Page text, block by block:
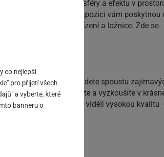
co nejlepší
pro přijetí všech
a vyberte, které
banneru o
dojem z celkové atmosféry a efektu v
ukázky vaření v expozici vám poskytnou
až po sanitární zařízení a ložnice. Zde se
V koutku novinek najdete spoustu
které si prohlédnete a vyzkoušíte v
a prodejního centra viděli vysokou kvalitu